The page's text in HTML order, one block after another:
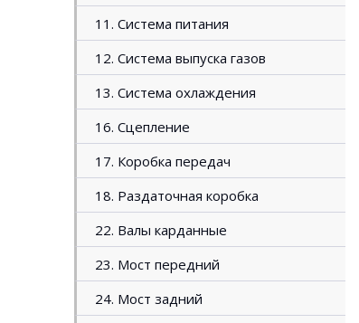
11. Система питания
12. Система выпуска газов
13. Система охлаждения
16. Сцепление
17. Коробка передач
18. Раздаточная коробка
22. Валы карданные
23. Мост передний
24. Мост задний